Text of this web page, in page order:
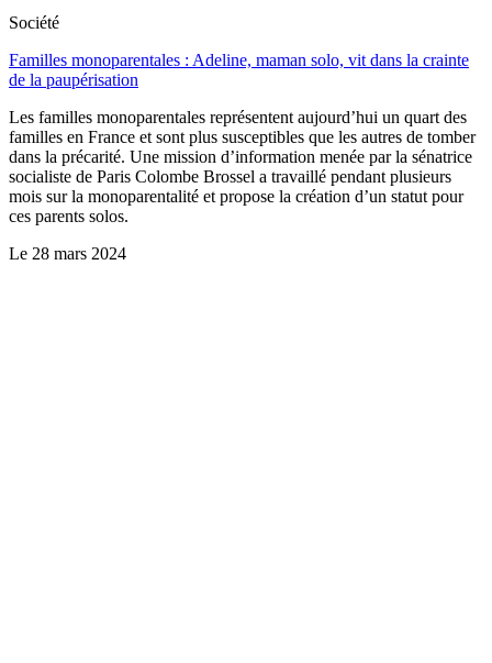
Société
Familles monoparentales : Adeline, maman solo, vit dans la crainte
de la paupérisation
Les familles monoparentales représentent aujourd’hui un quart des
familles en France et sont plus susceptibles que les autres de tomber
dans la précarité. Une mission d’information menée par la sénatrice
socialiste de Paris Colombe Brossel a travaillé pendant plusieurs
mois sur la monoparentalité et propose la création d’un statut pour
ces parents solos.
Le 28 mars 2024